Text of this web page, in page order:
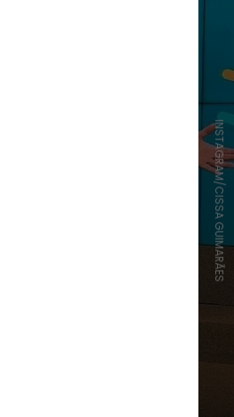
INSTAGRAM/CISSA GUIMARÃES